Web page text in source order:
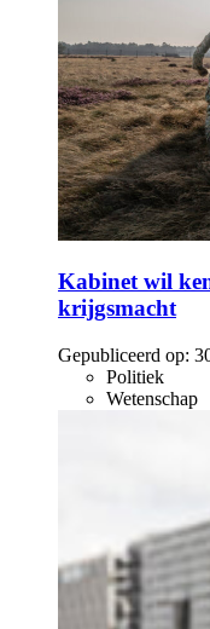
Kabinet wil
krijgsmacht
Gepubliceerd op:
Politiek
Wetenschap